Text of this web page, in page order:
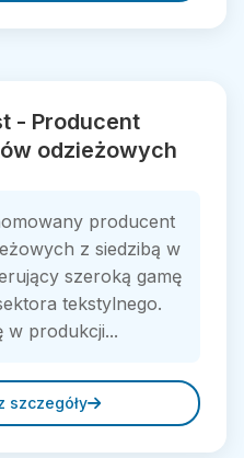
- Producent
odzieżowych
producent
z siedzibą w
szeroką gamę
tekstylnego.
w produkcji...
szczegóły